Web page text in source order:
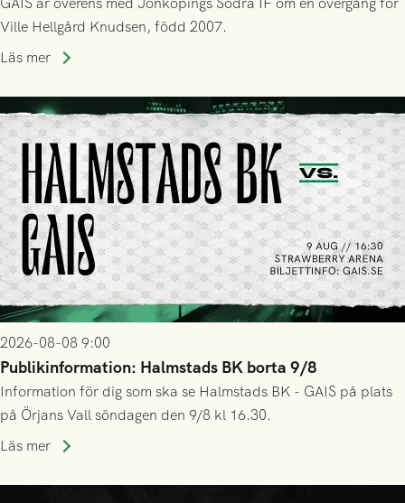
Ville Hellgård Knudsen, född 2007.
Läs mer
2026-08-08 9:00
Publikinformation: Halmstads BK borta 9/8
Information för dig som ska se Halmstads BK - GAIS på plats
på Örjans Vall söndagen den 9/8 kl 16.30.
Läs mer